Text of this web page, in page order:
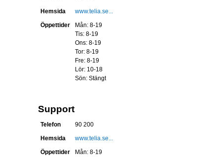
Hemsida
www.telia.se...
Öppettider
Mån: 8-19
Tis: 8-19
Ons: 8-19
Tor: 8-19
Fre: 8-19
Lör: 10-18
Sön: Stängt
Support
Telefon
90 200
Hemsida
www.telia.se...
Öppettider
Mån: 8-19